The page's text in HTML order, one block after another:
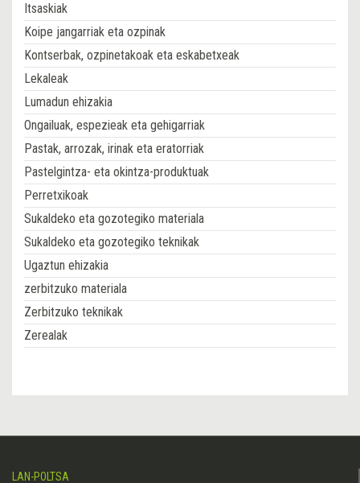
Itsaskiak
Koipe jangarriak eta ozpinak
Kontserbak, ozpinetakoak eta eskabetxeak
Lekaleak
Lumadun ehizakia
Ongailuak, espezieak eta gehigarriak
Pastak, arrozak, irinak eta eratorriak
Pastelgintza- eta okintza-produktuak
Perretxikoak
Sukaldeko eta gozotegiko materiala
Sukaldeko eta gozotegiko teknikak
Ugaztun ehizakia
zerbitzuko materiala
Zerbitzuko teknikak
Zerealak
LAN-POLTSA